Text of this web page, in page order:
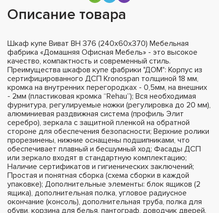
Описание товара
Шкаф купе Виват ВН 376 (240х60х370) Мебельная
фабрика «Домашняя Офисная Мебель» - это высокое
качество, компактность и современный стиль.
Преимущества шкафов купе фабрики "ДОМ": Корпус из
сертифицированного ДСП Kronospan толщиной 18 мм,
кромка на внутренних перегородках - 0,5мм, на внешних
- 2мм (пластиковая кромка “Rehau”); Вся необходимая
фурнитура, регулируемые ножки (регулировка до 20 мм),
алюминиевая раздвижная система (профиль Элит
серебро), зеркала с защитной пленкой на обратной
стороне для обеспечения безопасности; Верхние ролики
прорезинены, нижние оснащены подшипниками, что
обеспечивает плавный и бесшумный ход; Фасады ДСП
или зеркало входят в стандартную комплектацию;
Наличие сертификатов и гигиенических заключений;
Простая и понятная сборка (схема сборки в каждой
упаковке); Дополнительные элементы: блок ящиков (2
ящика), дополнительная полка, угловое радиусное
окончание (консоль), дополнительная труба, полка для
обуви, корзина для белья, пантограф, доводчик дверей.